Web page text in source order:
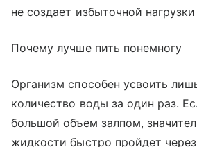
не создает избыточной
Почему лучше пить понемногу
Организм способен усвоить
количество воды за один раз.
большой объем залпом,
жидкости быстро пройдет